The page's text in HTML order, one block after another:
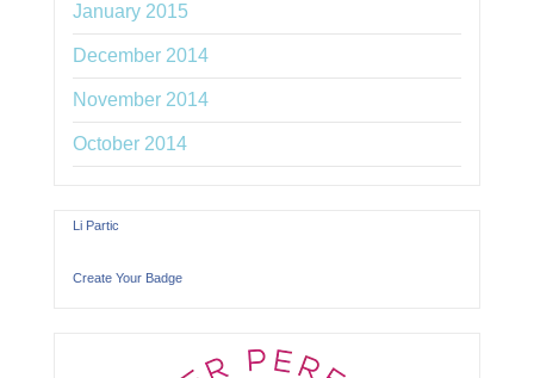
January 2015
December 2014
November 2014
October 2014
Li Partic
Create Your Badge